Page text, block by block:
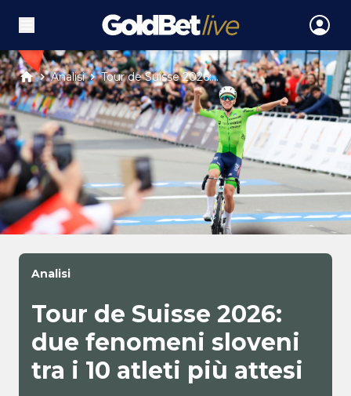
Analisi Tour de Suisse 2026:...
Analisi
Tour de Suisse 2026:
due fenomeni sloveni
tra i 10 atleti più attesi